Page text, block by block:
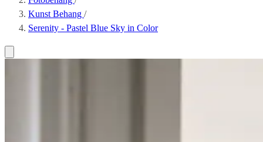
Kunst Behang /
Serenity - Pastel Blue Sky in Color